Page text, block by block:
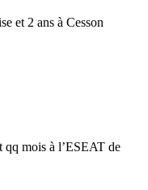
et 2 ans à Cesson
qq mois à l’ESEAT de